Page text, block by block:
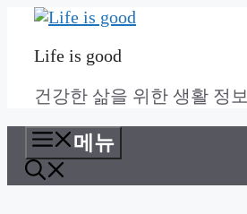
기
Life is good
건강한 삶을 위한 생활 정보
메뉴